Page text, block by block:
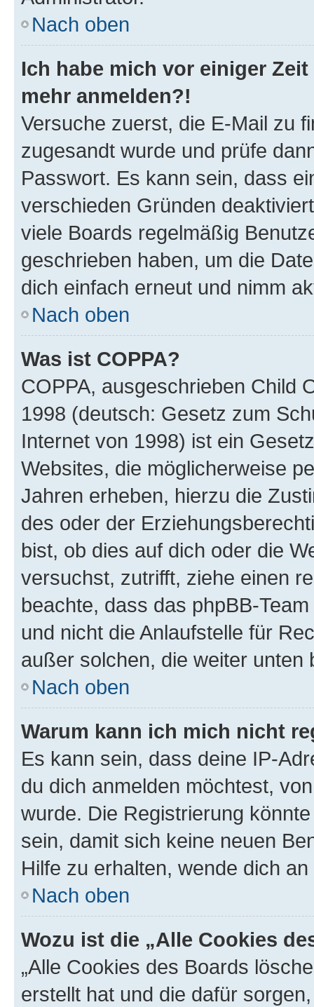
Nach oben
Ich habe mich vor einiger
mehr anmelden?!
Versuche zuerst, die E-Mail zu
zugesandt wurde und prüfe
Passwort. Es kann sein, dass
verschieden Gründen
viele Boards regelmäßig
geschrieben haben, um die
dich einfach erneut und nimm
Nach oben
Was ist COPPA?
COPPA, ausgeschrieben Child
1998 (deutsch: Gesetz zum
Internet von 1998) ist ein
Websites, die möglicherweise
Jahren erheben, hierzu die
des oder der
bist, ob dies auf dich oder die
versuchst, zutrifft, ziehe einen
beachte, dass das phpBB-
und nicht die Anlaufstelle für
außer solchen, die weiter unten
Nach oben
Warum kann ich mich nicht
Es kann sein, dass deine IP-
du dich anmelden möchtest,
wurde. Die Registrierung
sein, damit sich keine neuen
Hilfe zu erhalten, wende dich
Nach oben
Wozu ist die „Alle Cookies
„Alle Cookies des Boards
erstellt hat und die dafür